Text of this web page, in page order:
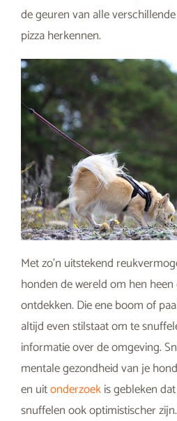
de geuren van alle
pizza herkennen.
Met zo’n uitstekend
honden de wereld om hen
ontdekken. Die ene boom of
altijd even stilstaat om te
informatie over de omgeving.
mentale gezondheid van je
en uitonderzoekis gebleken
snuffelen ook optimistischer zijn.